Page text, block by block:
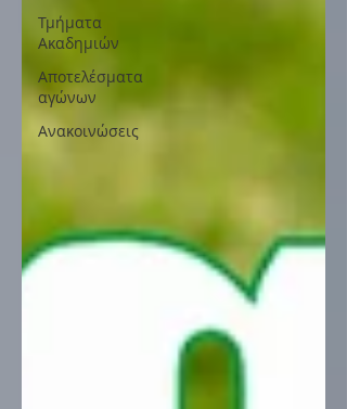
Τμήματα
Ακαδημιών
Αποτελέσματα
αγώνων
Ανακοινώσεις